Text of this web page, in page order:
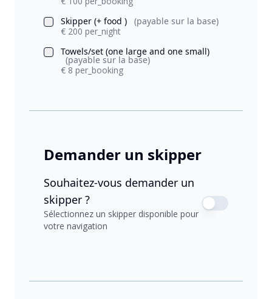
Skipper (+ food )
(payable sur la base)
€ 200 per_night
Towels/set (one large and one small)
(payable sur la base)
€ 8 per_booking
Demander un skipper
Souhaitez-vous demander un
skipper ?
Sélectionnez un skipper disponible pour
votre navigation